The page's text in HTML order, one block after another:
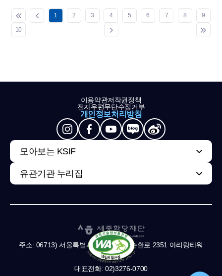
1 2 3 4 5 6 7 8 9
10
이용약관저작권정책
전자우편무단수집거부
개인정보처리방침
모아보는 KSIF
유관기관 누리집
주소: 06713) 서울특별시 서초구 남부순환로 2351 아리랑타워
11,13층
대표전화: 02)3276-0700